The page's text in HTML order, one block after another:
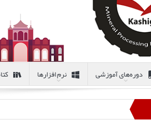
دوره‌های آموزشی نرم افزارها